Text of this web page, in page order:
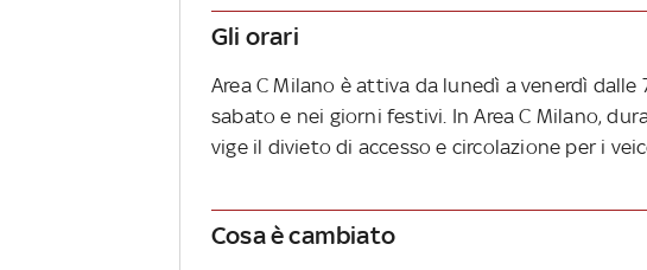
Gli orari
Area C Milano è attiva da lunedì a venerdì
sabato e nei giorni festivi. In Area C Milano,
vige il divieto di accesso e circolazione per i
Cosa è cambiato